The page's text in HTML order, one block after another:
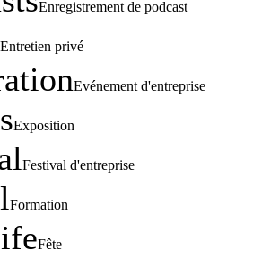
Enregistrement de podcast
Entretien privé
Evénement d'entreprise
Exposition
Festival d'entreprise
Formation
Fête